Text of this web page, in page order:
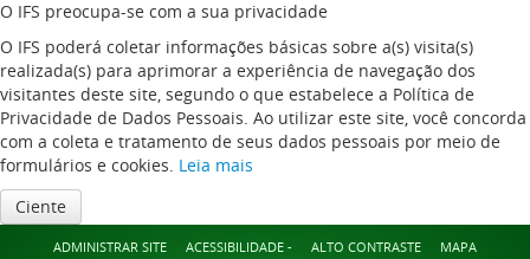
O IFS preocupa-se com a sua privacidade
O IFS poderá coletar informações básicas sobre a(s) visita(s)
realizada(s) para aprimorar a experiência de navegação dos
visitantes deste site, segundo o que estabelece a Política de
Privacidade de Dados Pessoais. Ao utilizar este site, você concorda
com a coleta e tratamento de seus dados pessoais por meio de
formulários e cookies. Leia mais
Ciente
ADMINISTRAR SITE ACESSIBILIDADE - ALTO CONTRASTE MAPA